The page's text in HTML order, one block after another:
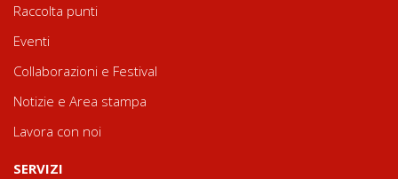
Raccolta punti
Eventi
Collaborazioni e Festival
Notizie e Area stampa
Lavora con noi
SERVIZI